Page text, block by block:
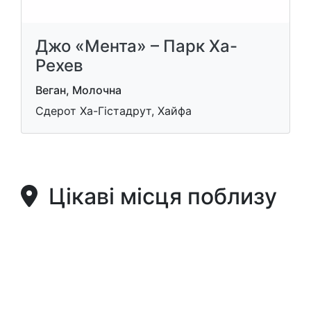
Джо «Мента» – Парк Ха-
Рехев
Веган, Молочна
Сдерот Ха-Гістадрут, Хайфа
Цікаві місця поблизу